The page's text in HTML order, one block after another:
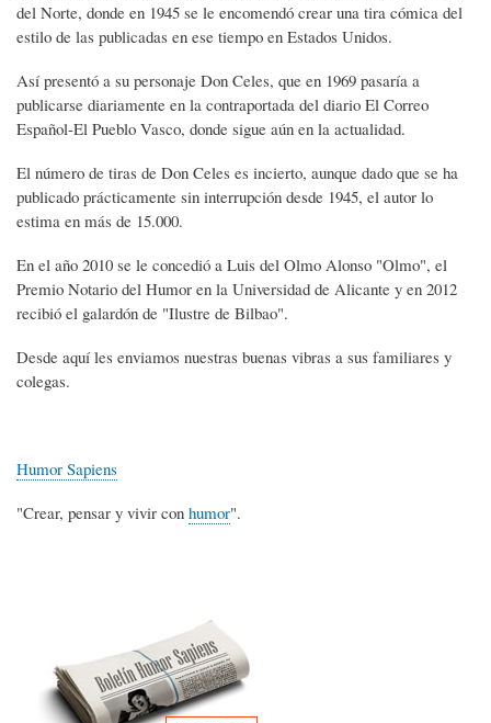
del Norte, donde en 1945 se le encomendó crear una tira cómica del
estilo de las publicadas en ese tiempo en Estados Unidos.
Así presentó a su personaje Don Celes, que en 1969 pasaría a
publicarse diariamente en la contraportada del diario El Correo
Español-El Pueblo Vasco, donde sigue aún en la actualidad.
El número de tiras de Don Celes es incierto, aunque dado que se ha
publicado prácticamente sin interrupción desde 1945, el autor lo
estima en más de 15.000.
En el año 2010 se le concedió a Luis del Olmo Alonso "Olmo", el
Premio Notario del Humor en la Universidad de Alicante y en 2012
recibió el galardón de "Ilustre de Bilbao".
Desde aquí les enviamos nuestras buenas vibras a sus familiares y
colegas.
Humor Sapiens
"Crear, pensar y vivir con humor".